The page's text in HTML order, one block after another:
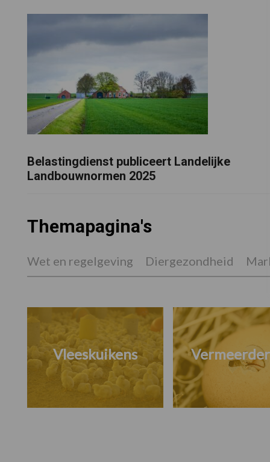
Belastingdienst publiceert Landelijke
Landbouwnormen 2025
Themapagina's
Wet en regelgeving Diergezondheid
Vleeskuikens